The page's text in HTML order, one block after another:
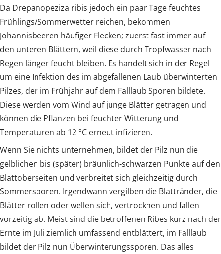
Da Drepanopeziza ribis jedoch ein paar Tage feuchtes
Frühlings/Sommerwetter reichen, bekommen
Johannisbeeren häufiger Flecken; zuerst fast immer auf
den unteren Blättern, weil diese durch Tropfwasser nach
Regen länger feucht bleiben. Es handelt sich in der Regel
um eine Infektion des im abgefallenen Laub überwinterten
Pilzes, der im Frühjahr auf dem Falllaub Sporen bildete.
Diese werden vom Wind auf junge Blätter getragen und
können die Pflanzen bei feuchter Witterung und
Temperaturen ab 12 °C erneut infizieren.
Wenn Sie nichts unternehmen, bildet der Pilz nun die
gelblichen bis (später) bräunlich-schwarzen Punkte auf den
Blattoberseiten und verbreitet sich gleichzeitig durch
Sommersporen. Irgendwann vergilben die Blattränder, die
Blätter rollen oder wellen sich, vertrocknen und fallen
vorzeitig ab. Meist sind die betroffenen Ribes kurz nach der
Ernte im Juli ziemlich umfassend entblättert, im Falllaub
bildet der Pilz nun Überwinterungssporen. Das alles